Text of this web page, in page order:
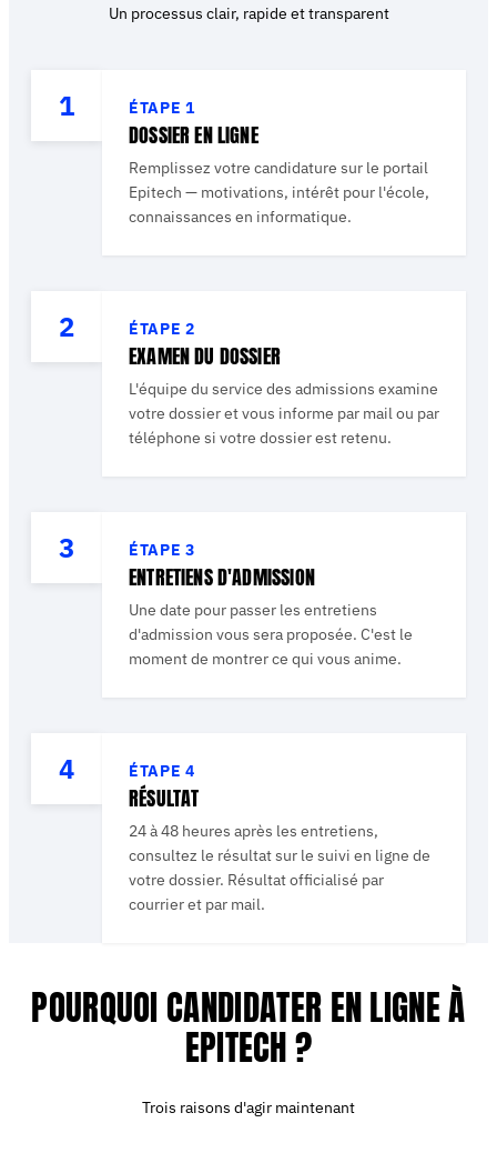
Un processus clair, rapide et transparent
1 ÉTAPE1
DOSSIER EN LIGNE
Remplissez votre candidature sur le portail
Epitech — motivations, intérêt pour l'école,
connaissances en informatique.
2 ÉTAPE2
EXAMEN DU DOSSIER
L'équipe du service des admissions examine
votre dossier et vous informe par mail ou par
téléphone si votre dossier est retenu.
3 ÉTAPE3
ENTRETIENS D'ADMISSION
Une date pour passer les entretiens
d'admission vous sera proposée. C'est le
moment de montrer ce qui vous anime.
4 ÉTAPE4
RÉSULTAT
24 à 48 heures après les entretiens,
consultez le résultat sur le suivi en ligne de
votre dossier. Résultat officialisé par
courrier et par mail.
POURQUOI CANDIDATER EN LIGNE À
EPITECH ?
Trois raisons d'agir maintenant